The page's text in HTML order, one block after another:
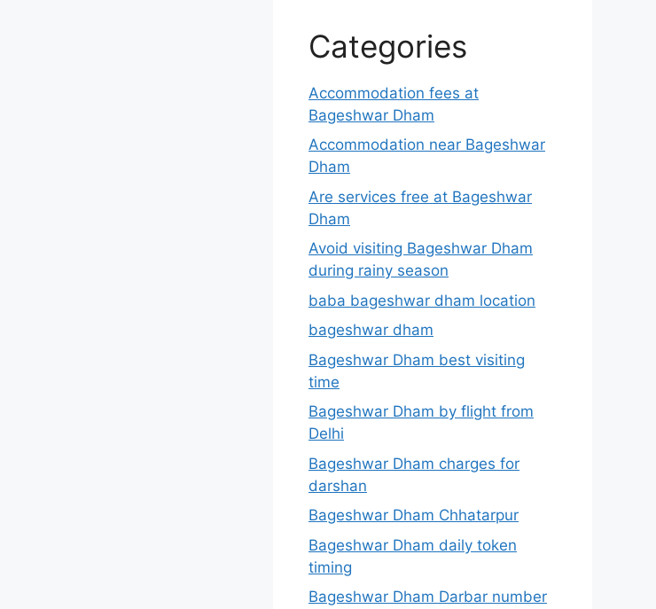
Categories
Accommodation fees at
Bageshwar Dham
Accommodation near Bageshwar
Dham
Are services free at Bageshwar
Dham
Avoid visiting Bageshwar Dham
during rainy season
baba bageshwar dham location
bageshwar dham
Bageshwar Dham best visiting
time
Bageshwar Dham by flight from
Delhi
Bageshwar Dham charges for
darshan
Bageshwar Dham Chhatarpur
Bageshwar Dham daily token
timing
Bageshwar Dham Darbar number